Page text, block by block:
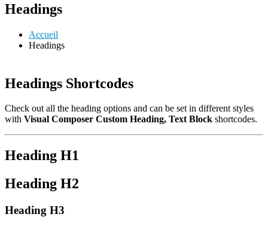
Headings
Accueil
Headings
Headings Shortcodes
Check out all the heading options and can be set in different styles
with Visual Composer Custom Heading, Text Block shortcodes.
Heading H1
Heading H2
Heading H3